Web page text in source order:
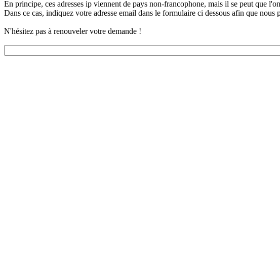
En principe, ces adresses ip viennent de pays non-francophone, mais il se peut que
Dans ce cas, indiquez votre adresse email dans le formulaire ci dessous afin que
N'hésitez pas à renouveler votre demande !